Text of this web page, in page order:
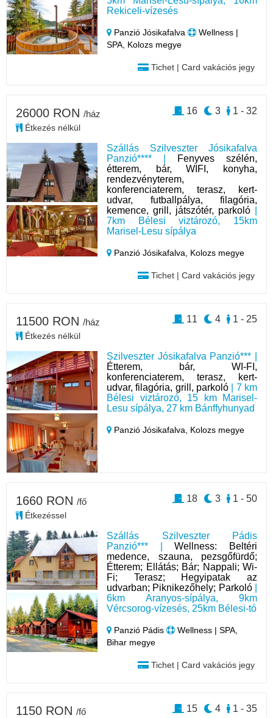
Rekiceli-vízesés
Panzió Jósikafalva
Wellness |
SPA, Kolozs megye
Tichet | Card vakációs jegy
Szállás Szilveszter Jósikafalva
Panzió**** |
Fenyves szélén,
étterem, bár, WIFI, konyha,
rendezvényterem,
konferenciaterem, terasz, kert-
udvar, futballpálya, filagória,
kemence, grill, játszótér, parkoló
7km Bélesi viztározó, 15km
Marisel-Lesu sípálya
Panzió Jósikafalva, Kolozs megye
Tichet | Card vakációs jegy
26000 RON /ház
Étkezés nélkül
1 - 32
3
16
Szilveszter Jósikafalva Panzió*** |
Étterem, bár, WI-FI,
konferenciaterem, terasz, kert-
udvar, filagória, grill, parkoló | 7 km
Bélesi viztározó, 15 km Marisel-
Lesu sípálya, 27 km Bánffyhunyad
Panzió Jósikafalva, Kolozs megye
11500 RON /ház
Étkezés nélkül
1 - 25
4
11
Szállás Szilveszter Pádis
Panzió*** |Wellness: Beltéri
medence, szauna, pezsgőfürdő;
Étterem; Ellátás; Bár; Nappali; Wi-
Fi; Terasz; Hegyipatak az
udvarban; Piknikezőhely; Parkoló|
6km Aranyos-sípálya, 9km
Vércsorog-vízesés, 25km Bélesi-tó
Panzió Pádis
Wellness | SPA,
Bihar megye
Tichet | Card vakációs jegy
1660 RON /fő
Étkezéssel
1 - 50
3
18
1150 RON /fő 1 - 35
4
15